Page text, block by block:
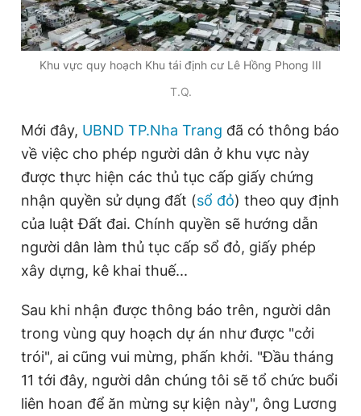
Hotline
0906 645 777
Liên hệ quảng cáo
0908 780 404
RSS
Phó tổng biên tập thường trực: Hải Thành
Phó tổng biên tập: Lâm Hiếu Dũng
Phó tổng biên tập: Trần Việt Hưng
Tổng thư ký tòa soạn: Đức Trung
Giấy phép xuất bản số 110/GP - BTTTT cấp ngày 24.3.2020
© 2003-2026 Bản quyền thuộc về Báo Thanh Niên. Cấm sao
chép dưới mọi hình thức nếu không có sự chấp thuận bằng văn
bản. Phát triển bởi ePi Technologies, JSC.
Khu vực quy hoạch Khu tái định cư Lê Hồng Phong III
T.Q.
Mới đây, UBND TP.Nha Trang đã có thông báo
về việc cho phép người dân ở khu vực này
được thực hiện các thủ tục cấp giấy chứng
nhận quyền sử dụng đất (sổ đỏ) theo quy định
của luật Đất đai. Chính quyền sẽ hướng dẫn
người dân làm thủ tục cấp sổ đỏ, giấy phép
xây dựng, kê khai thuế...
Sau khi nhận được thông báo trên, người dân
trong vùng quy hoạch dự án như được "cởi
trói", ai cũng vui mừng, phấn khởi. "Đầu tháng
11 tới đây, người dân chúng tôi sẽ tổ chức buổi
liên hoan để ăn mừng sự kiện này", ông Lương